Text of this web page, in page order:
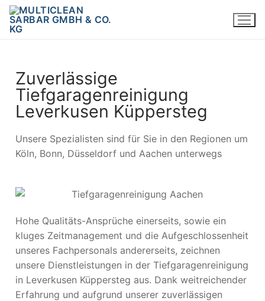
Zuverlässige
Tiefgaragenreinigung
Leverkusen Küppersteg
Unsere Spezialisten sind für Sie in den Regionen um
Köln, Bonn, Düsseldorf und Aachen unterwegs
Hohe Qualitäts-Ansprüche einerseits, sowie ein
kluges Zeitmanagement und die Aufgeschlossenheit
unseres Fachpersonals andererseits, zeichnen
unsere Dienstleistungen in der Tiefgaragenreinigung
in Leverkusen Küppersteg aus. Dank weitreichender
Erfahrung und aufgrund unserer zuverlässigen